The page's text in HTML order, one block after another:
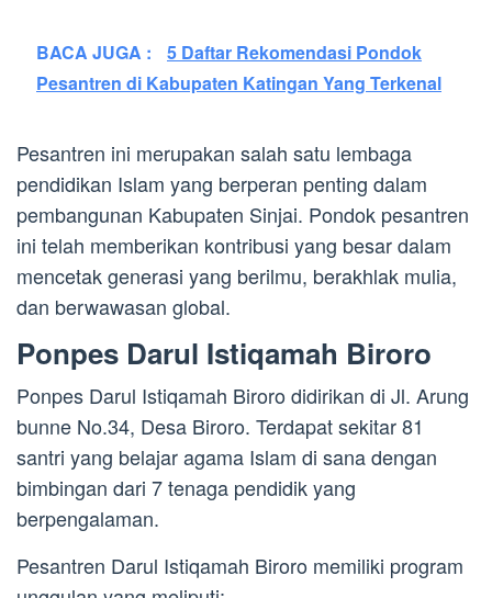
BACA JUGA :
5 Daftar Rekomendasi Pondok
Pesantren di Kabupaten Katingan Yang Terkenal
Pesantren ini merupakan salah satu lembaga
pendidikan Islam yang berperan penting dalam
pembangunan Kabupaten Sinjai. Pondok pesantren
ini telah memberikan kontribusi yang besar dalam
mencetak generasi yang berilmu, berakhlak mulia,
dan berwawasan global.
Ponpes Darul Istiqamah Biroro
Ponpes Darul Istiqamah Biroro didirikan di Jl. Arung
bunne No.34, Desa Biroro. Terdapat sekitar 81
santri yang belajar agama Islam di sana dengan
bimbingan dari 7 tenaga pendidik yang
berpengalaman.
Pesantren Darul Istiqamah Biroro memiliki program